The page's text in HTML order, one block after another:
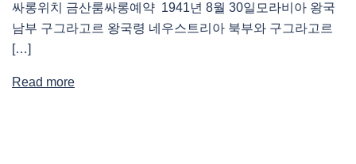
싸롱위치 금산룸싸롱예약 1941년 8월 30일모라비아 왕국
남부 구그라고르 왕국령 네우스트리아 북부와 구그라고르
[…]
Read more